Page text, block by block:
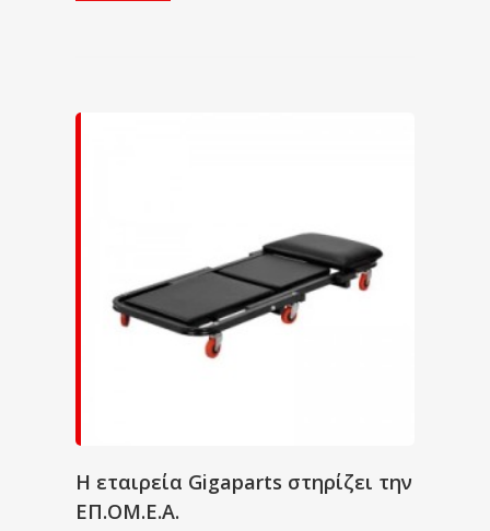
Η εταιρεία Gigaparts στηρίζει την
ΕΠ.ΟΜ.Ε.Α.